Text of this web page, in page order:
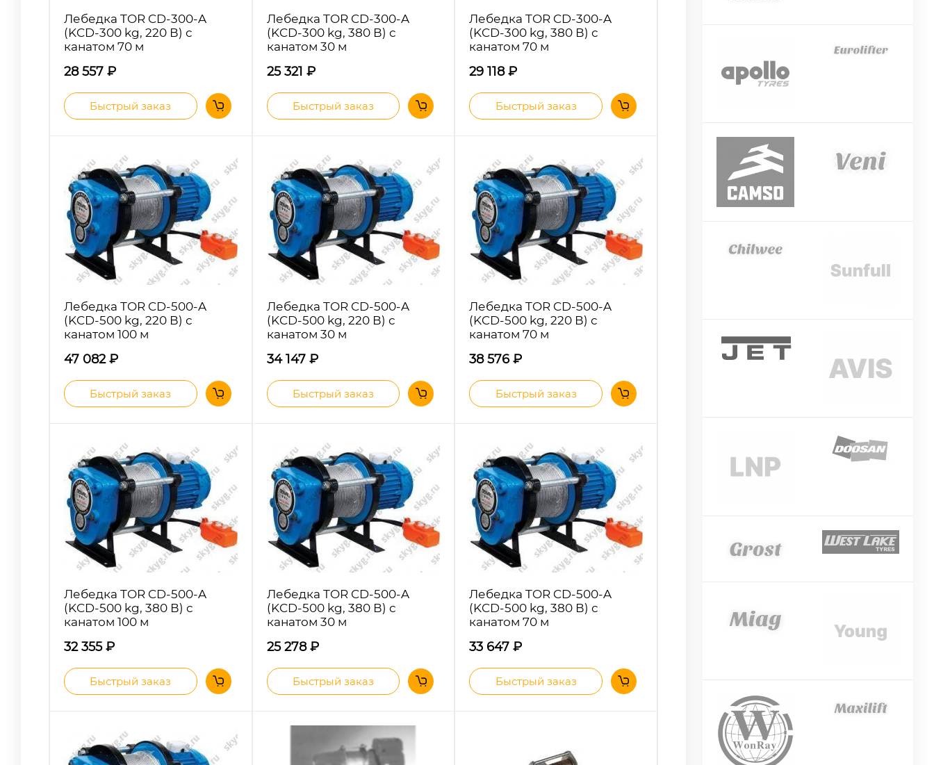
Лебедка TOR CD-300-A
(KCD-300 kg, 220 В) с
канатом 70 м
28 557 ₽
Быстрый заказ
Лебедка TOR CD-300-A
(KCD-300 kg, 380 В) с
канатом 30 м
25 321 ₽
Быстрый заказ
Лебедка TOR CD-300-A
(KCD-300 kg, 380 В) с
канатом 70 м
29 118₽
Быстрый заказ
Лебедка TOR CD-500-A
(KCD-500 kg, 220 В) с
канатом 100 м
47 082₽
Быстрый заказ
Лебедка TOR CD-500-A
(KCD-500 kg, 220 В) с
канатом 30 м
34 147 ₽
Быстрый заказ
Лебедка TOR CD-500-A
(KCD-500 kg, 220 В) с
канатом 70 м
38 576₽
Быстрый заказ
Лебедка TOR CD-500-A
(KCD-500 kg, 380 В) с
канатом 100 м
32 355₽
Быстрый заказ
Лебедка TOR CD-500-A
(KCD-500 kg, 380 В) с
канатом 30 м
25 278₽
Быстрый заказ
Лебедка TOR CD-500-A
(KCD-500 kg, 380 В) с
канатом 70 м
33 647₽
Быстрый заказ